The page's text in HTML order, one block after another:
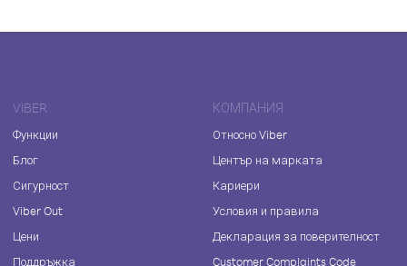
VIBER
Функции
Блог
Сигурност
Viber Out
Цени
Поддръжка
КОМПАНИЯ
Относно Viber
Център на марката
Кариери
Условия и правила
Декларация за поверителност
Customer Complaints Code